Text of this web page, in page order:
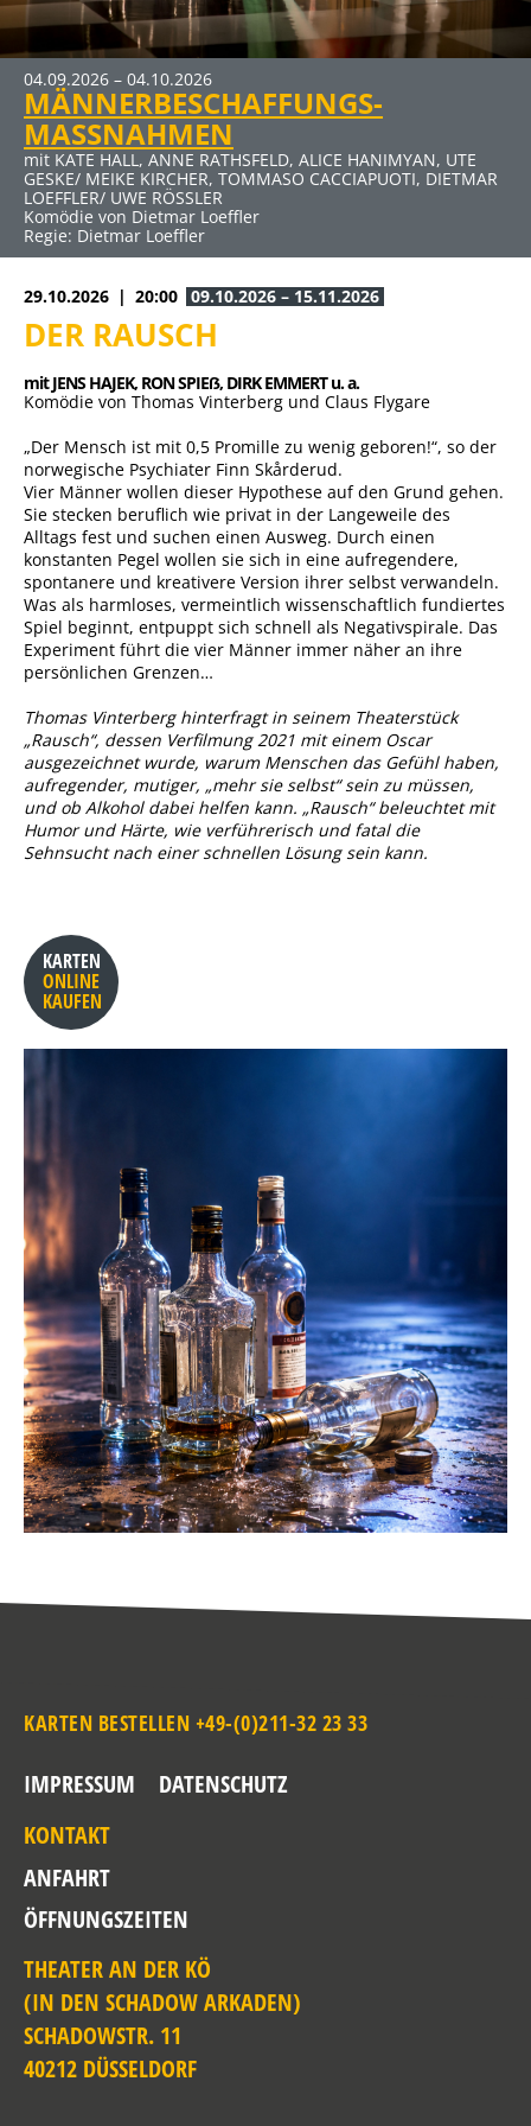
04.09.2026 – 04.10.2026
MÄNNERBESCHAFFUNGS-
MASSNAHMEN
mit KATE HALL, ANNE RATHSFELD, ALICE HANIMYAN, UTE
GESKE/ MEIKE KIRCHER, TOMMASO CACCIAPUOTI, DIETMAR
LOEFFLER/ UWE RÖSSLER
Komödie von Dietmar Loeffler
Regie: Dietmar Loeffler
09.10.2026 – 15.11.2026
DER RAUSCH
mit JENS HAJEK, RON SPIEẞ, DIRK EMMERT u. a.
Komödie von Thomas Vinterberg und Claus Flygare
19.03.2027 – 25.04.2027
DER ABSCHIEDSBRIEF
mit MICHAELA MAY UND SIGMAR SOLBACH
Komödie von Audrey Schebat
30.04.2027 – 06.06.2027
ELTERNABEND
mit DUSTIN SEMMELROGGE, CECILIA MUELLER-STAHL, CLAUS
THULL-EMDEN u. a.
Kein Thriller (Auch wenn der Titel nach Horror klingt) von
Sebastian Fitzek für die Bühne bearbeitet von René
Heinersdorff
29.10.2026 20:00 09.10.2026 – 15.11.2026
DER RAUSCH
mit JENS HAJEK, RON SPIEẞ, DIRK EMMERT u. a.
Komödie von Thomas Vinterberg und Claus Flygare
„Der Mensch ist mit 0,5 Promille zu wenig geboren!“, so der
norwegische Psychiater Finn Skårderud.
Vier Männer wollen dieser Hypothese auf den Grund gehen.
Sie stecken beruflich wie privat in der Langeweile des
Alltags fest und suchen einen Ausweg. Durch einen
konstanten Pegel wollen sie sich in eine aufregendere,
spontanere und kreativere Version ihrer selbst verwandeln.
Was als harmloses, vermeintlich wissenschaftlich fundiertes
Spiel beginnt, entpuppt sich schnell als Negativspirale. Das
Experiment führt die vier Männer immer näher an ihre
persönlichen Grenzen…
Thomas Vinterberg hinterfragt in seinem Theaterstück
„Rausch“, dessen Verfilmung 2021 mit einem Oscar
ausgezeichnet wurde, warum Menschen das Gefühl haben,
aufregender, mutiger, „mehr sie selbst“ sein zu müssen,
und ob Alkohol dabei helfen kann. „Rausch“ beleuchtet mit
Humor und Härte, wie verführerisch und fatal die
Sehnsucht nach einer schnellen Lösung sein kann.
KARTEN
ONLINE
KAUFEN
KARTEN BESTELLEN +49-(0)211-32 23 33
IMPRESSUM
DATENSCHUTZ
KONTAKT
ANFAHRT
ÖFFNUNGSZEITEN
THEATER AN DER KÖ
(IN DEN SCHADOW ARKADEN)
SCHADOWSTR. 11
40212 DÜSSELDORF